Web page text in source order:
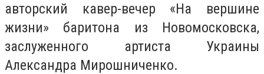
авторский кавер-вечер «На вершине
жизни» баритона из Новомосковска,
заслуженного артиста Украины
Александра Мирошниченко.